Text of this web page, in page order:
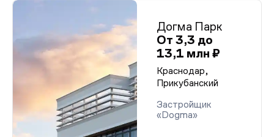
Догма Парк
От 3,3 до
13,1 млн ₽
Краснодар,
Прикубанский
Застройщик
«Dogma»